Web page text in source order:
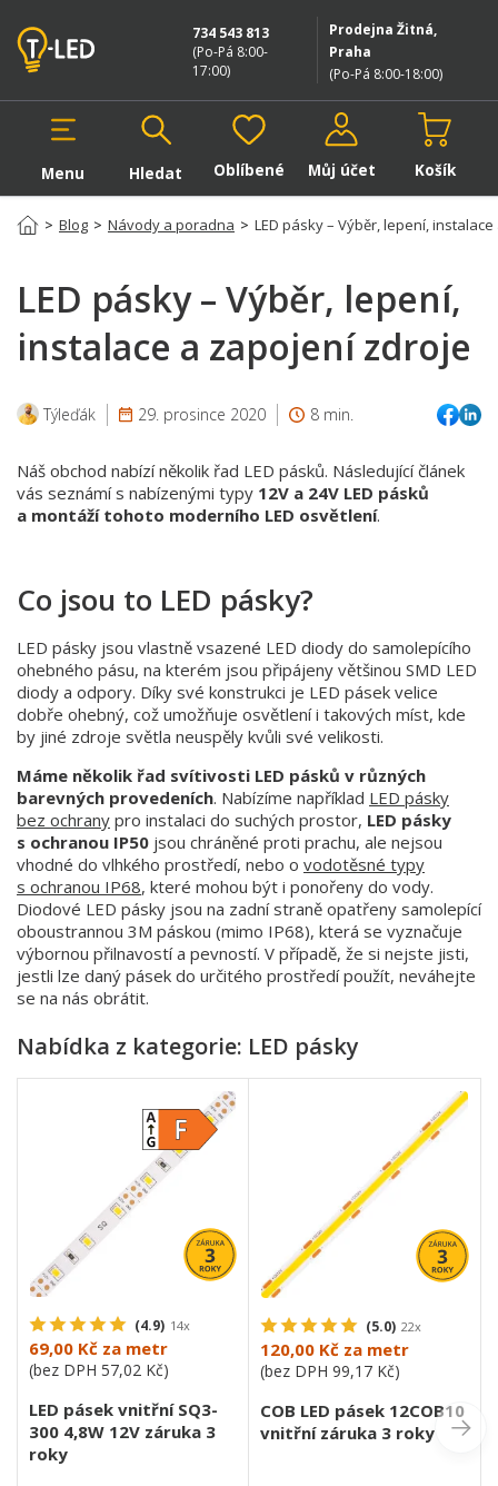
Prodejna Žitná,
Praha
(Po-Pá 8:00-18:00)
734 543 813
(Po-Pá 8:00-
17:00)
Menu Hledat
Hledat v produktech
Oblíbené Můj účet Košík
> Blog > Návody a poradna > LED pásky – Výběr, lepení,
LED pásky – Výběr, lepení,
instalace a zapojení zdroje
Týleďák 29. prosince 2020 8 min.
Náš obchod nabízí několik řad LED pásků. Následující článek
vás seznámí s nabízenými typy 12V a 24V LED pásků
a montáží tohoto moderního LED osvětlení.
Co jsou to LED pásky?
LED pásky jsou vlastně vsazené LED diody do samolepícího
ohebného pásu, na kterém jsou připájeny většinou SMD LED
diody a odpory. Díky své konstrukci je LED pásek velice
dobře ohebný, což umožňuje osvětlení i takových míst, kde
by jiné zdroje světla neuspěly kvůli své velikosti.
Máme několik řad svítivosti LED pásků v různých
barevných provedeních. Nabízíme například LED pásky
bez ochrany pro instalaci do suchých prostor, LED pásky
s ochranou IP50 jsou chráněné proti prachu, ale nejsou
vhodné do vlhkého prostředí, nebo o vodotěsné typy
s ochranou IP68, které mohou být i ponořeny do vody.
Diodové LED pásky jsou na zadní straně opatřeny samolepící
oboustrannou 3M páskou (mimo IP68), která se vyznačuje
výbornou přilnavostí a pevností. V případě, že si nejste jisti,
jestli lze daný pásek do určitého prostředí použít, neváhejte
se na nás obrátit.
Nabídka z kategorie: LED pásky
(4.9) 14x
69,00 Kč za metr
(bez DPH 57,02 Kč)
LED pásek vnitřní SQ3-
300 4,8W 12V záruka 3
roky
(5.0) 22x
120,00 Kč za metr
(bez DPH 99,17 Kč)
COB LED pásek 12COB10
vnitřní záruka 3 roky